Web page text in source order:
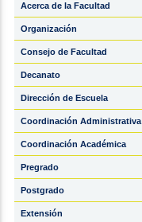
Acerca de la Facultad
Organización
Consejo de Facultad
Decanato
Dirección de Escuela
Coordinación Administrativa
Coordinación Académica
Pregrado
Postgrado
Extensión